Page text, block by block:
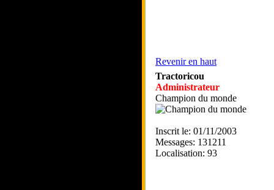
Revenir en haut
Tractoricou
Administrateur
Champion du monde
Inscrit le: 01/11/2003
Messages: 131211
Localisation: 93